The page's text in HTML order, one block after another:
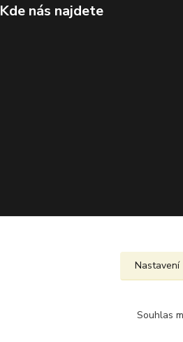
Kde nás najdete
Nastavení
Souhlas